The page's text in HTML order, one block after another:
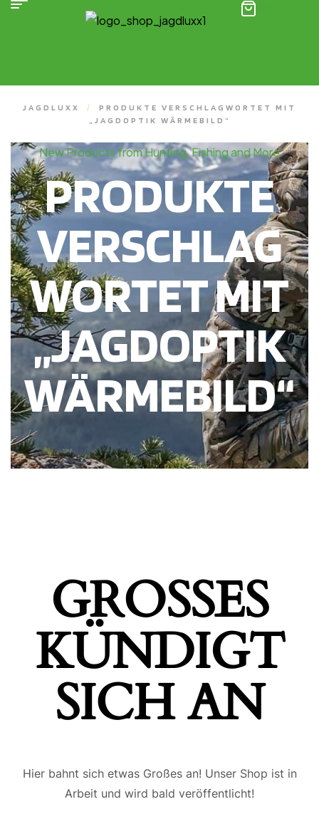
JAGDLUXX /
PRODUKTE VERSCHLAGWORTET MIT
„JAGDOPTIK WÄRMEBILD“
New Products from Hunting, Fishing and More
PRODUKTE
VERSCHLAG
WORTET MIT
„JAGDOPTIK
WÄRMEBILD“
GROSSES K
ÜNDIGT S
ICH AN
Hier bahnt sich etwas Großes an! Unser Shop ist in
Arbeit und wird bald veröffentlicht!